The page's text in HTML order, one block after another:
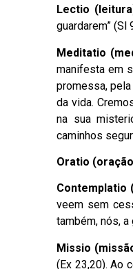
Lectio
guardarem” (Sl
Meditatio
manifesta em
promessa,
da vida.
na sua
caminhos
Oratio
Contemplatio
veem sem
também, nós,
Missio
(Ex 23,20). Ao